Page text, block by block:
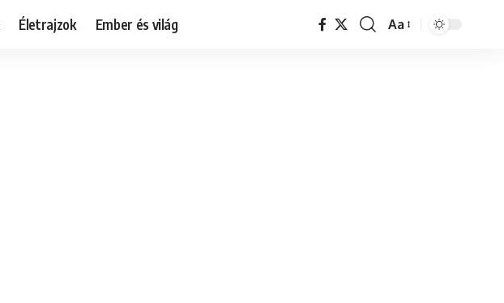
Életrajzok Ember és világ
Font
Aa